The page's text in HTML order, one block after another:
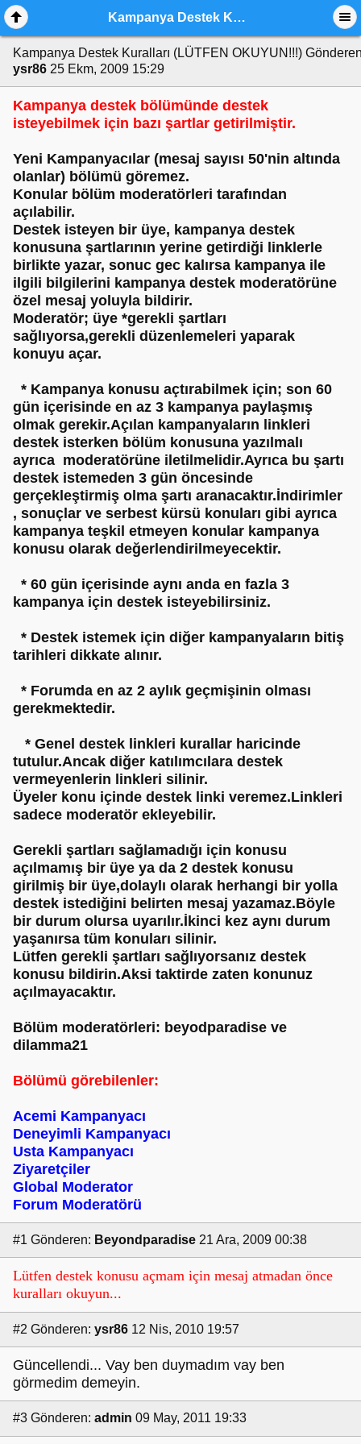
Kampanya Destek Kuralları (LÜTFEN OKUYUN!!!)
Kampanya Destek Kuralları (LÜTFEN OKUYUN!!!)
ysr86 25 Ekm, 2009 15:29
Kampanya destek bölümünde destek
isteyebilmek için bazı şartlar getirilmiştir.
Yeni Kampanyacılar (mesaj sayısı 50'nin altında
olanlar) bölümü göremez.
Konular bölüm moderatörleri tarafından
açılabilir.
Destek isteyen bir üye, kampanya destek
konusuna şartlarının yerine getirdiği linklerle
birlikte yazar, sonuc gec kalırsa kampanya ile
ilgili bilgilerini kampanya destek moderatörüne
özel mesaj yoluyla bildirir.
Moderatör; üye *gerekli şartları
sağlıyorsa,gerekli düzenlemeleri yaparak
konuyu açar.
* Kampanya konusu açtırabilmek için; son 60
gün içerisinde en az 3 kampanya paylaşmış
olmak gerekir.Açılan kampanyaların linkleri
destek isterken bölüm konusuna yazılmalı
ayrıca moderatörüne iletilmelidir.Ayrıca bu şartı
destek istemeden 3 gün öncesinde
gerçekleştirmiş olma şartı aranacaktır.İndirimler
, sonuçlar ve serbest kürsü konuları gibi ayrıca
kampanya teşkil etmeyen konular kampanya
konusu olarak değerlendirilmeyecektir.
* 60 gün içerisinde aynı anda en fazla 3
kampanya için destek isteyebilirsiniz.
* Destek istemek için diğer kampanyaların bitiş
tarihleri dikkate alınır.
* Forumda en az 2 aylık geçmişinin olması
gerekmektedir.
* Genel destek linkleri kurallar haricinde
tutulur.Ancak diğer katılımcılara destek
vermeyenlerin linkleri silinir.
Üyeler konu içinde destek linki veremez.Linkleri
sadece moderatör ekleyebilir.
Gerekli şartları sağlamadığı için konusu
açılmamış bir üye ya da 2 destek konusu
girilmiş bir üye,dolaylı olarak herhangi bir yolla
destek istediğini belirten mesaj yazamaz.Böyle
bir durum olursa uyarılır.İkinci kez aynı durum
yaşanırsa tüm konuları silinir.
Lütfen gerekli şartları sağlıyorsanız destek
konusu bildirin.Aksi taktirde zaten konunuz
açılmayacaktır.
Bölüm moderatörleri: beyodparadise ve
dilamma21
Bölümü görebilenler:
Acemi Kampanyacı
Deneyimli Kampanyacı
Usta Kampanyacı
Ziyaretçiler
Global Moderator
Forum Moderatörü
#1 Gönderen: Beyondparadise 21 Ara, 2009 00:38
Lütfen destek konusu açmam için mesaj atmadan önce
kuralları okuyun...
#2 Gönderen: ysr86 12 Nis, 2010 19:57
Güncellendi... Vay ben duymadım vay ben
görmedim demeyin.
#3 Gönderen: admin 09 May, 2011 19:33